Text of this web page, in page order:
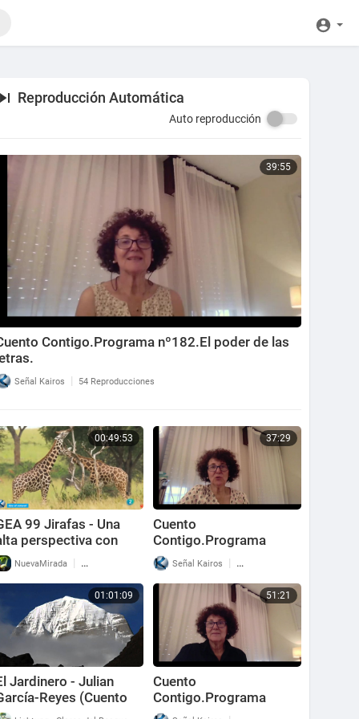
Reproducción Automática
Auto reproducción
39:55
Contigo.Programa nº182.El poder de las
Señal Kairos | 54 Reproducciones
00:49:53
99 Jirafas - Una
perspectiva con
en la tierra
NuevaMirada | 55 Reproducciones
37:29
Cuento
Contigo.Programa
nº181. Relatos para
seguir pensando.
Señal Kairos | 66 Reproducciones
01:01:09
Jardinero - Julian
Reyes (Cuento
51:21
Cuento
Contigo.Programa
nº180.Relatos para